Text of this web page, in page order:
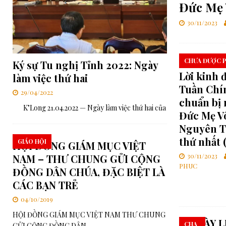
[ 06/08/2026 ] RMG – Huấn từ Buổi tối của Cha Rafael
[ 03/08/2026 ] Ý cầu nguyện của Đức Thánh Cha trong tháng
[ 06/08/2026 ] Đức Thánh Cha: Truyền thông phải phục vụ công
Đức Mẹ
30/11/2023
CHƯA ĐƯỢC
Lời kinh
Tuần
chuẩn bị
Đức Mẹ
Nguyên
thứ nhất
30/11/2023
PHUC
CHA
Ký sự Tu nghị Tỉnh 2022: Ngày
làm việc thứ hai
29/04/2022
K’Long 21.04.2022 — Ngày làm việc thứ hai của
HỘI ĐỒNG GIÁM MỤC VIỆT
NAM – THƯ CHUNG GỬI CỘNG
ĐỒNG DÂN CHÚA, ĐẶC BIỆT LÀ
CÁC BẠN TRẺ
GIÁO HỘI
04/10/2019
HỘI ĐỒNG GIÁM MỤC VIỆT NAM THƯ CHUNG